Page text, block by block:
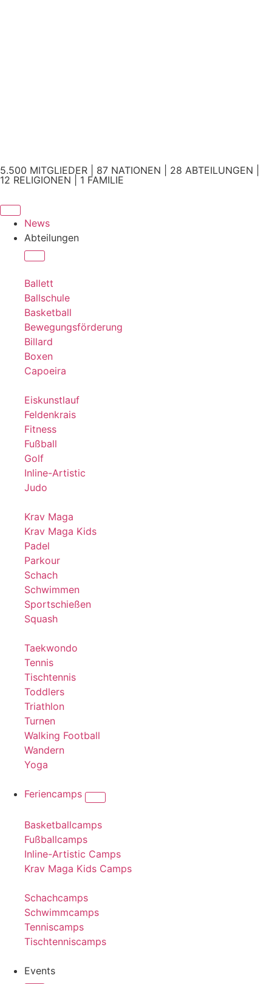
5.500 MITGLIEDER | 87 NATIONEN | 28 ABTEILUNGEN |
12 RELIGIONEN | 1 FAMILIE
News
Abteilungen
Ballett
Ballschule
Basketball
Bewegungsförderung
Billard
Boxen
Capoeira
Eiskunstlauf
Feldenkrais
Fitness
Fußball
Golf
Inline-Artistic
Judo
Krav Maga
Krav Maga Kids
Padel
Parkour
Schach
Schwimmen
Sportschießen
Squash
Taekwondo
Tennis
Tischtennis
Toddlers
Triathlon
Turnen
Walking Football
Wandern
Yoga
Feriencamps
Basketballcamps
Fußballcamps
Inline-Artistic Camps
Krav Maga Kids Camps
Schachcamps
Schwimmcamps
Tenniscamps
Tischtenniscamps
Events